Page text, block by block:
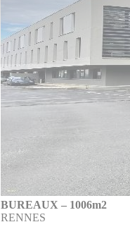
BUREAUX – 1006m2
RENNES